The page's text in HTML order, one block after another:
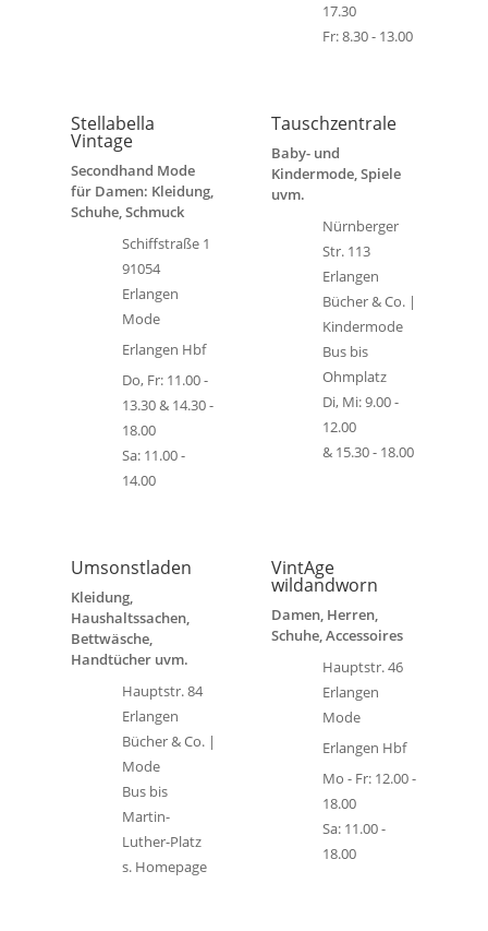
17.30
Fr: 8.30 - 13.00
Stellabella
Vintage
Secondhand Mode
für Damen: Kleidung,
Schuhe, Schmuck
Schiffstraße 1
91054
Erlangen
Mode
Erlangen Hbf
Do, Fr: 11.00 -
13.30 & 14.30 -
18.00
Sa: 11.00 -
14.00
Tauschzentrale
Baby- und
Kindermode, Spiele
uvm.
Nürnberger
Str. 113
Erlangen
Bücher & Co. |
Kindermode
Bus bis
Ohmplatz
Di, Mi: 9.00 -
12.00
& 15.30 - 18.00
Umsonstladen
Kleidung,
Haushaltssachen,
Bettwäsche,
Handtücher uvm.
Hauptstr. 84
Erlangen
Bücher & Co. |
Mode
Bus bis
Martin-
Luther-Platz
s. Homepage
VintAge
wildandworn
Damen, Herren,
Schuhe, Accessoires
Hauptstr. 46
Erlangen
Mode
Erlangen Hbf
Mo - Fr: 12.00 -
18.00
Sa: 11.00 -
18.00